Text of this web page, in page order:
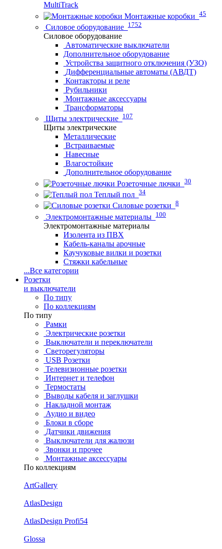
MultiTrack
Монтажные коробки 45
Силовое оборудование 1752
Силовое оборудование
Автоматические выключатели
Дополнительное оборудование
Устройства защитного отключения (УЗО)
Дифференциальные автоматы (АВДТ)
Контакторы и реле
Рубильники
Монтажные аксессуары
Трансформаторы
Щиты электрические 107
Щиты электрические
Металлические
Встраиваемые
Навесные
Влагостойкие
Дополнительное оборудование
Розеточные лючки 30
Теплый пол 34
Силовые розетки 8
Электромонтажные материалы 100
Электромонтажные материалы
Изолента из ПВХ
Кабель-каналы арочные
Каучуковые вилки и розетки
Стяжки кабельные
...Все категории
Розетки
и выключатели
По типу
По коллекциям
По типу
Рамки
Электрические розетки
Выключатели и переключатели
Светорегуляторы
USB Розетки
Телевизионные розетки
Интернет и телефон
Термостаты
Выводы кабеля и заглушки
Накладной монтаж
Аудио и видео
Блоки в сборе
Датчики движения
Выключатели для жалюзи
Звонки и прочее
Монтажные аксессуары
По коллекциям
ArtGallery
AtlasDesign
AtlasDesign Profi54
Glossa